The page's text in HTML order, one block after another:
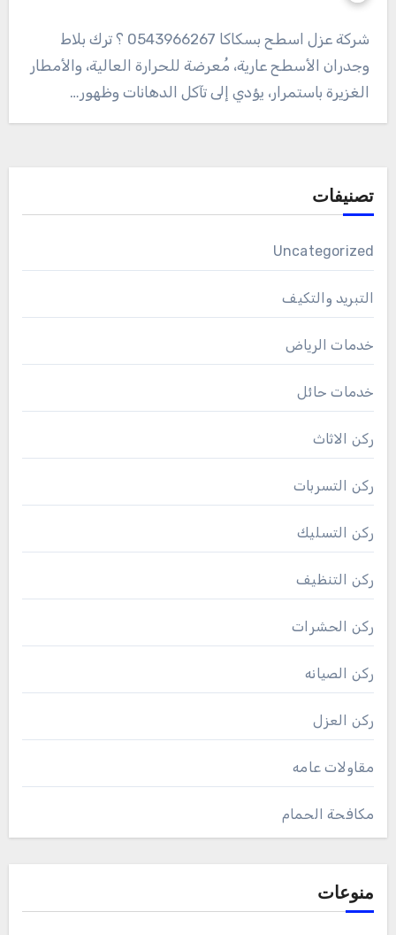
شركة عزل اسطح بسكاكا 0543966267 ؟ ترك بلاط
وجدران الأسطح عارية، مُعرضة للحرارة العالية، والأمطار
الغزيرة باستمرار، يؤدي إلى تآكل الدهانات وظهور…
تصنيفات
Uncategorized
التبريد والتكيف
خدمات الرياض
خدمات حائل
ركن الاثاث
ركن التسربات
ركن التسليك
ركن التنظيف
ركن الحشرات
ركن الصيانه
ركن العزل
مقاولات عامه
مكافحة الحمام
منوعات